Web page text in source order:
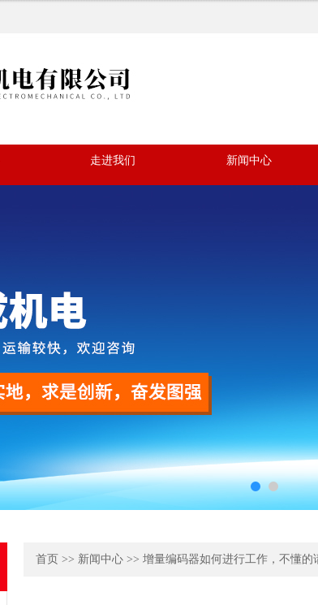
走进我们 新闻中心
首页 >> 新闻中心 >> 增量编码器如何进行工作，不懂的